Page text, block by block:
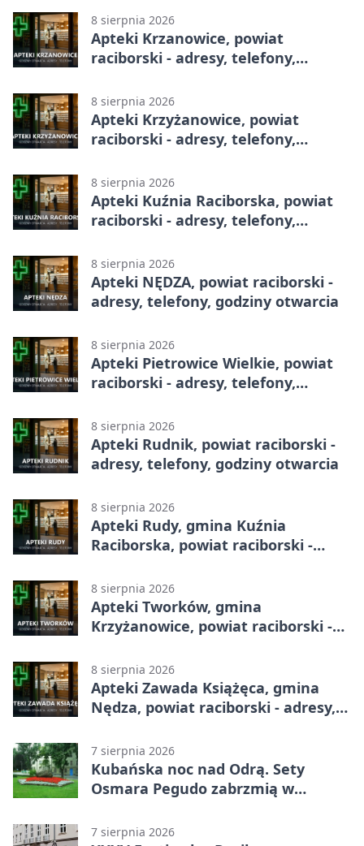
8 sierpnia 2026
Apteki Krzanowice, powiat
raciborski - adresy, telefony,
8 sierpnia 2026
Apteki Krzyżanowice, powiat
raciborski - adresy, telefony,
8 sierpnia 2026
Apteki Kuźnia Raciborska, powiat
raciborski - adresy, telefony,
8 sierpnia 2026
Apteki NĘDZA, powiat raciborski -
adresy, telefony, godziny otwarcia
8 sierpnia 2026
Apteki Pietrowice Wielkie, powiat
raciborski - adresy, telefony,
8 sierpnia 2026
Apteki Rudnik, powiat raciborski -
adresy, telefony, godziny otwarcia
8 sierpnia 2026
Apteki Rudy, gmina Kuźnia
Raciborska, powiat raciborski -
8 sierpnia 2026
Apteki Tworków, gmina
Krzyżanowice, powiat raciborski -
8 sierpnia 2026
Apteki Zawada Książęca, gmina
Nędza, powiat raciborski - adresy,
7 sierpnia 2026
Kubańska noc nad Odrą. Sety
Osmara Pegudo zabrzmią w
7 sierpnia 2026